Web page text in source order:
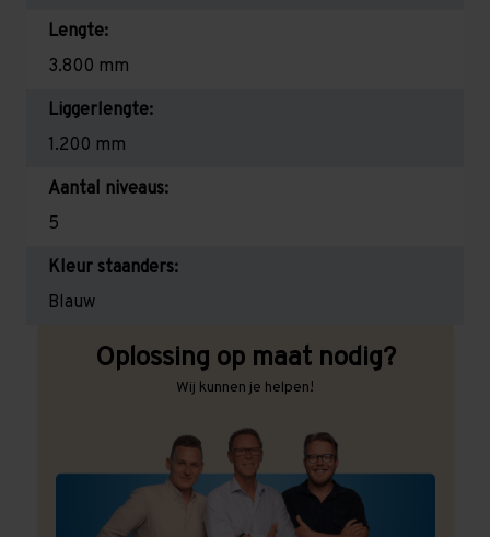
Lengte:
3.800 mm
Liggerlengte:
1.200 mm
Aantal niveaus:
5
Kleur staanders:
Blauw
Oplossing op maat nodig?
Wij kunnen je helpen!